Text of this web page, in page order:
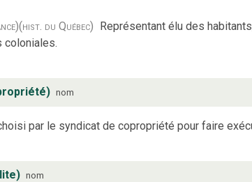
(hist. du Québec) Représentant élu des
coloniales.
nom
par le syndicat de copropriété pour faire
nom